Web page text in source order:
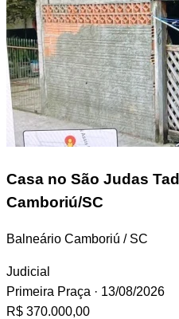
Casa no São Judas
Camboriú/SC
Balneário Camboriú / SC
Judicial
Primeira Praça · 13/08/2026
R$ 370.000,00